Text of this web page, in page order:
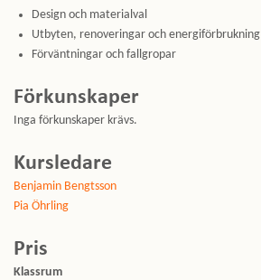
Design och materialval
Utbyten, renoveringar och energiförbrukning
Förväntningar och fallgropar
Förkunskaper
Inga förkunskaper krävs.
Kursledare
Benjamin Bengtsson
Pia Öhrling
Pris
Klassrum